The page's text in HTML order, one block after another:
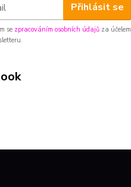
Přihlásit se
se zpracováním osobních údajů za účelem